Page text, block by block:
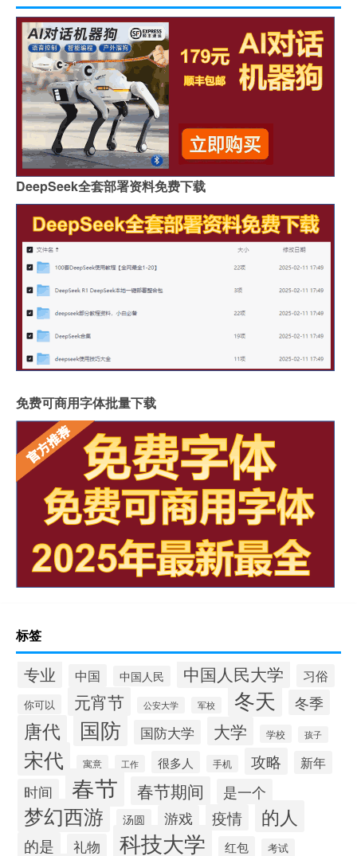
DeepSeek全套部署资料免费下载
免费可商用字体批量下载
标签
专业 中国 中国人民 中国人民大学 习俗
你可以 元宵节 公安大学 军校 冬天 冬季
唐代 国防 国防大学 大学 学校 孩子
宋代 寓意 工作 很多人 手机 攻略 新年
时间 春节 春节期间 是一个
梦幻西游 汤圆 游戏 疫情 的人
的是 礼物 科技大学 红包 考试